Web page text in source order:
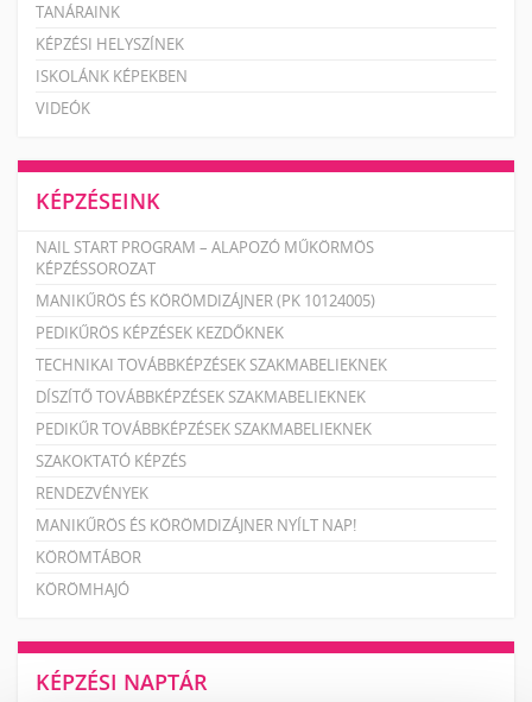
TANÁRAINK
KÉPZÉSI HELYSZÍNEK
ISKOLÁNK KÉPEKBEN
VIDEÓK
KÉPZÉSEINK
NAIL START PROGRAM – ALAPOZÓ MŰKÖRMÖS
KÉPZÉSSOROZAT
MANIKŰRÖS ÉS KÖRÖMDIZÁJNER (PK 10124005)
PEDIKŰRÖS KÉPZÉSEK KEZDŐKNEK
TECHNIKAI TOVÁBBKÉPZÉSEK SZAKMABELIEKNEK
DÍSZÍTŐ TOVÁBBKÉPZÉSEK SZAKMABELIEKNEK
PEDIKŰR TOVÁBBKÉPZÉSEK SZAKMABELIEKNEK
SZAKOKTATÓ KÉPZÉS
RENDEZVÉNYEK
MANIKŰRÖS ÉS KÖRÖMDIZÁJNER NYÍLT NAP!
KÖRÖMTÁBOR
KÖRÖMHAJÓ
KÉPZÉSI NAPTÁR